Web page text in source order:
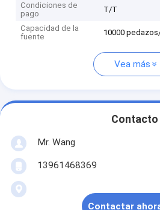
Condiciones de
pago
T/T
Capacidad de la
fuente
10000
Vea más
Contacto
Mr. Wang
13961468369
Contactar